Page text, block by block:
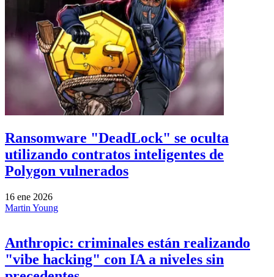
Ransomware "DeadLock" se oculta
utilizando contratos inteligentes de
Polygon vulnerados
16 ene 2026
Martin Young
Anthropic: criminales están realizando
"vibe hacking" con IA a niveles sin